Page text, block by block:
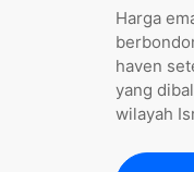
Harga
haven
yang
wilayah